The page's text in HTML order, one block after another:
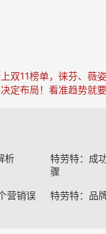
11榜单，徕芬、薇姿、波
定布局！看准趋势就
析
特劳特：成
骤
营销误
特劳特：品